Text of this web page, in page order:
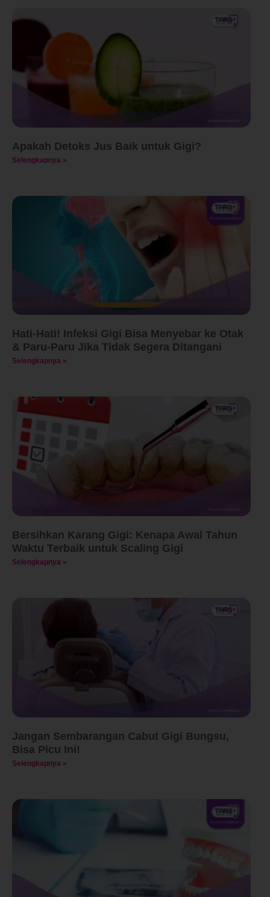
Apakah Detoks Jus Baik untuk Gigi?
Selengkapnya »
Hati-Hati! Infeksi Gigi Bisa Menyebar ke Otak
& Paru-Paru Jika Tidak Segera Ditangani
Selengkapnya »
Bersihkan Karang Gigi: Kenapa Awal Tahun
Waktu Terbaik untuk Scaling Gigi
Selengkapnya »
Jangan Sembarangan Cabut Gigi Bungsu,
Bisa Picu Ini!
Selengkapnya »